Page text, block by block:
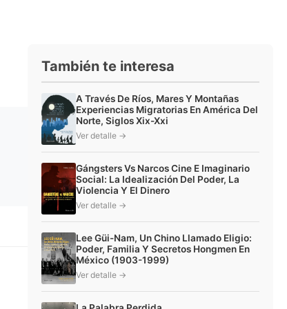
También te interesa
A Través De Ríos, Mares Y Montañas
Experiencias Migratorias En América Del
Norte, Siglos Xix-Xxi
Ver detalle →
Gángsters Vs Narcos Cine E Imaginario
Social: La Idealización Del Poder, La
Violencia Y El Dinero
Ver detalle →
Lee Güi-Nam, Un Chino Llamado Eligio:
Poder, Familia Y Secretos Hongmen En
México (1903-1999)
Ver detalle →